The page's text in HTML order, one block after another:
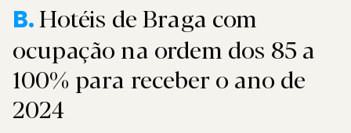
B.Hotéis de Braga com
ocupação na ordem dos 85 a
100% para receber o ano de
2024